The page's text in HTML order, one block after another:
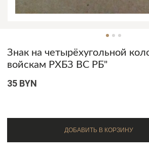
Знак на четырёхугольной
войскам РХБЗ ВС РБ"
35 BYN
ДОБАВИТЬ В КОРЗИНУ